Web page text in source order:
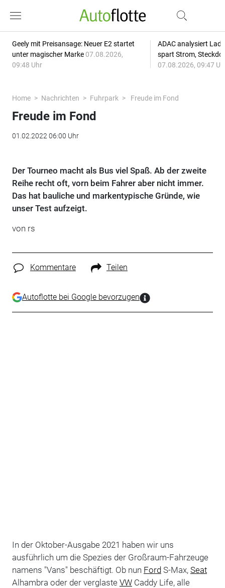
Geely mit Preisansage: Neuer E2 startet
unter magischer Marke 07.08.2026,
09:48 Uhr
ADAC analysiert
spart Strom,
07.08.2026, 09:47
Home Nachrichten Fuhrpark Freude im Fond
Freude im Fond
01.02.2022 06:00 Uhr
Der Tourneo macht als Bus viel Spaß. Ab der zweite
Reihe recht oft, vorn beim Fahrer aber nicht immer.
Das hat bauliche und markentypische Gründe, wie
unser Test aufzeigt.
von rs
Kommentare Teilen
Autoflotte bei Google bevorzugen
In der Oktober-Ausgabe 2021 haben wir uns
ausführlich um die Spezies der Großraum-Fahrzeuge
namens "Vans" beschäftigt. Ob nun FordS-Max, Seat
Alhambra oder der verglaste VWCaddy Life, alle